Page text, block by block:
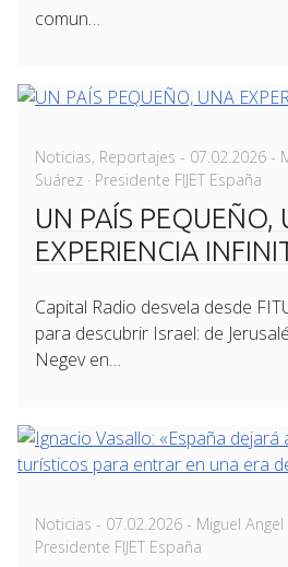
comun…
Noticias, Reportajes - Posted
on
07.02.2026 -
Suárez · Presidente FIJET España
UN PAÍS PEQUEÑO,
EXPERIENCIA
Capital Radio desvela desde
para descubrir Israel: de
Negev en…
Noticias - Posted
on
07.02.2026 - Miguel Angel
Presidente FIJET España